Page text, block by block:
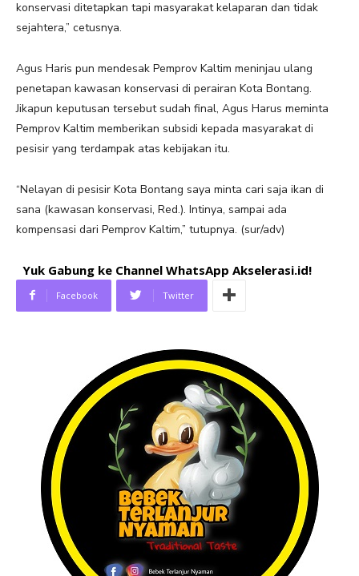
konservasi ditetapkan tapi masyarakat kelaparan dan tidak
sejahtera,” cetusnya.
Agus Haris pun mendesak Pemprov Kaltim meninjau ulang
penetapan kawasan konservasi di perairan Kota Bontang.
Jikapun keputusan tersebut sudah final, Agus Harus meminta
Pemprov Kaltim memberikan subsidi kepada masyarakat di
pesisir yang terdampak atas kebijakan itu.
“Nelayan di pesisir Kota Bontang saya minta cari saja ikan di
sana (kawasan konservasi, Red.). Intinya, sampai ada
kompensasi dari Pemprov Kaltim,” tutupnya. (sur/adv)
Yuk Gabung ke Channel WhatsApp Akselerasi.id!
Facebook Twitter